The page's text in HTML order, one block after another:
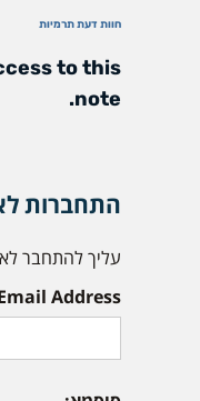
חוות דעת תרמיות
to this
note.
התחברות
עליך להתחבר
Address: